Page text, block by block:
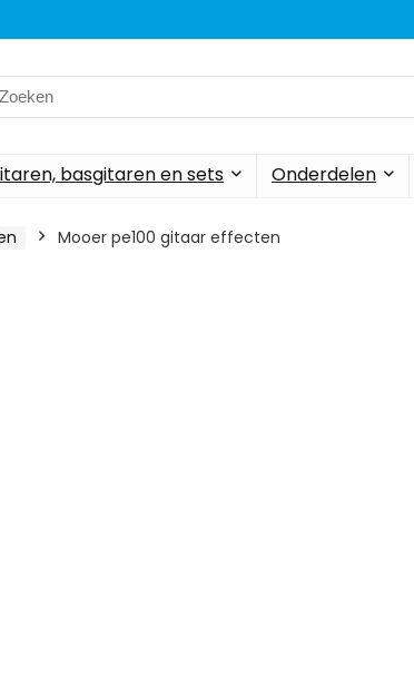
basgitaren en sets Onderdelen
Mooer pe100 gitaar effecten